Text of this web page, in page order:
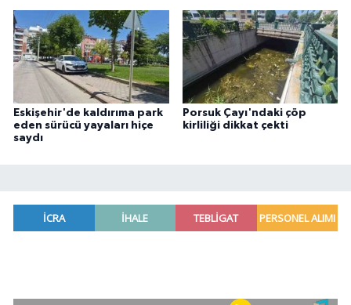
Eskişehir'de kaldırıma park
eden sürücü yayaları hiçe
saydı
Porsuk Çayı'ndaki çöp
kirliliği dikkat çekti